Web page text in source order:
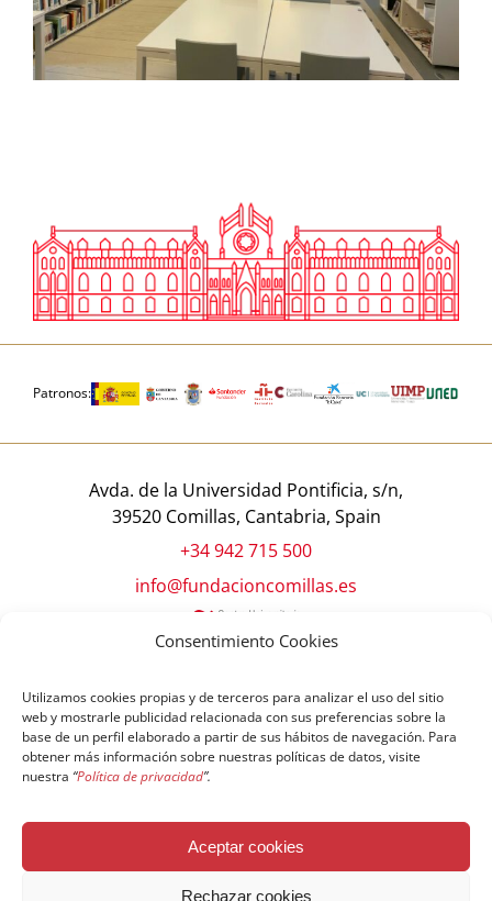
Consentimiento Cookies
Utilizamos cookies propias y de terceros para analizar el uso del sitio
web y mostrarle publicidad relacionada con sus preferencias sobre la
base de un perfil elaborado a partir de sus hábitos de navegación. Para
obtener más información sobre nuestras políticas de datos, visite
nuestra “Política de privacidad”.
Aceptar cookies
Rechazar cookies
Patronos:
Avda. de la Universidad Pontificia, s/n,
39520 Comillas, Cantabria, Spain
+34 942 715 500
info@fundacioncomillas.es
© Copyright Fundación Comillas
Política de cookies
Política de privacidad
Aviso legal